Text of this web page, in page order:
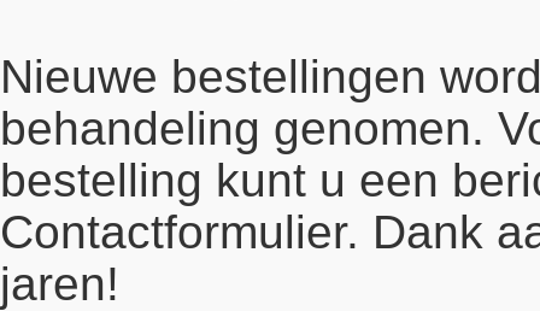
Nieuwe bestellingen
behandeling genomen.
bestelling kunt u een
Contactformulier. Dank
jaren!